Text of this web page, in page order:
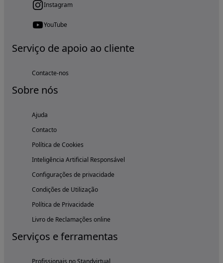
Instagram
YouTube
Serviço de apoio ao cliente
Contacte-nos
Sobre nós
Ajuda
Contacto
Política de Cookies
Inteligência Artificial Responsável
Configurações de privacidade
Condições de Utilização
Política de Privacidade
Livro de Reclamações online
Serviços e ferramentas
Profissionais no Standvirtual